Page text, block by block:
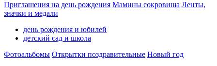
Приглашения на день рождения Мамины сокровища Ленты,
значки и медали
день рождения и юбилей
детский сад и школа
Фотоальбомы Открытки поздравительные Новый год